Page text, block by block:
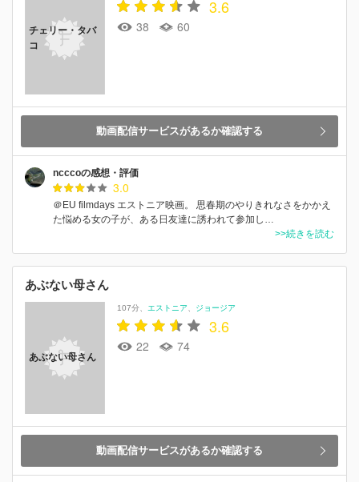
チェリー・タバ
コ
3.6
38 60
動画配信サービスがあるか確認する
ncccoの感想・評価
3.0
＠EU filmdays エストニア映画。 思春期のやりきれなさをかかえ
た悩める女の子が、ある日友達に誘われて参加し…
>>続きを読む
あぶない母さん
あぶない母さん
107分 エストニア ジョージア
3.6
22 74
動画配信サービスがあるか確認する